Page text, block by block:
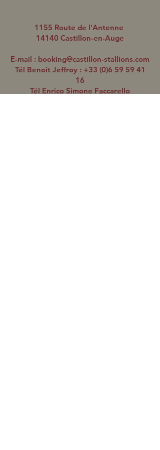
1155 Route de l'Antenne
14140 Castillon-en-Auge
E-mail : booking@castillon-stallions.com
Tél Benoit Jeffroy : +33 (0)6 59 59 41
16
Tél Enrico Simone Faccarello